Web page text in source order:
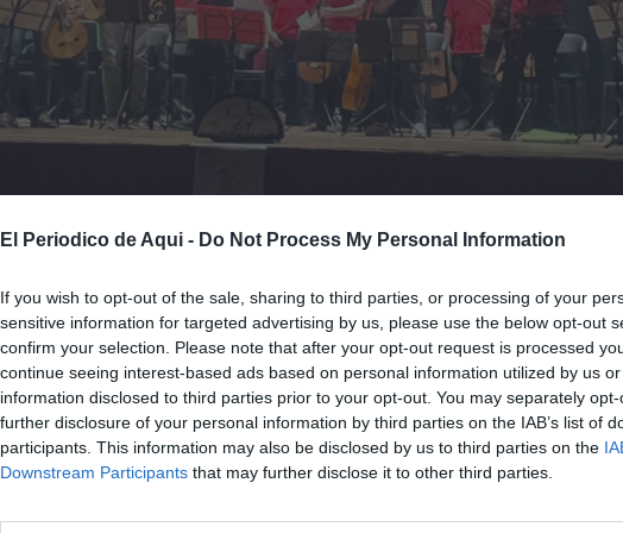
El Periodico de Aqui - Do Not Process My Personal Information
If you wish to opt-out of the sale, sharing to third parties, or processing of your
sensitive information for targeted advertising by us, please use the below opt-out
confirm your selection. Please note that after your opt-out request is processed
continue seeing interest-based ads based on personal information utilized by us
information disclosed to third parties prior to your opt-out. You may separately
further disclosure of your personal information by third parties on the IAB’s list of
participants. This information may also be disclosed by us to third parties on the
Downstream Participants that may further disclose it to other third parties.
el concierto celebrado en Montanejos por el décimo aniversario del Festival Internacional
Aquícomo fuente preferida de Google de forma gratuita.
de celebración musical con motivo del